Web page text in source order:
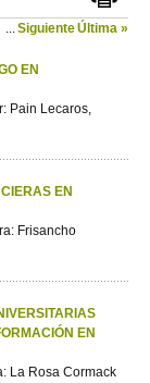
...SiguienteÚltima »
EN
Pain Lecaros,
EN
Frisancho
EN
La Rosa Cormack